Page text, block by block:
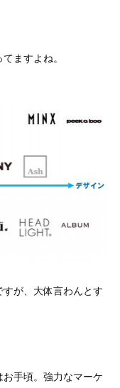
ますよね。
が、大体言わんとす
手頃。強力なマーケ